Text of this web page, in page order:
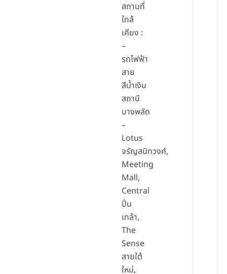
สถานที่
ใกล้
เคียง :
–
รถไฟฟ้า
สาย
สีน้ำเงิน
สถานี
บางพลัด
–
Lotus
จรัญสนิทวงศ์,
Meeting
Mall,
Central
ปิ่น
เกล้า,
The
Sense
สายใต้
ใหม่,